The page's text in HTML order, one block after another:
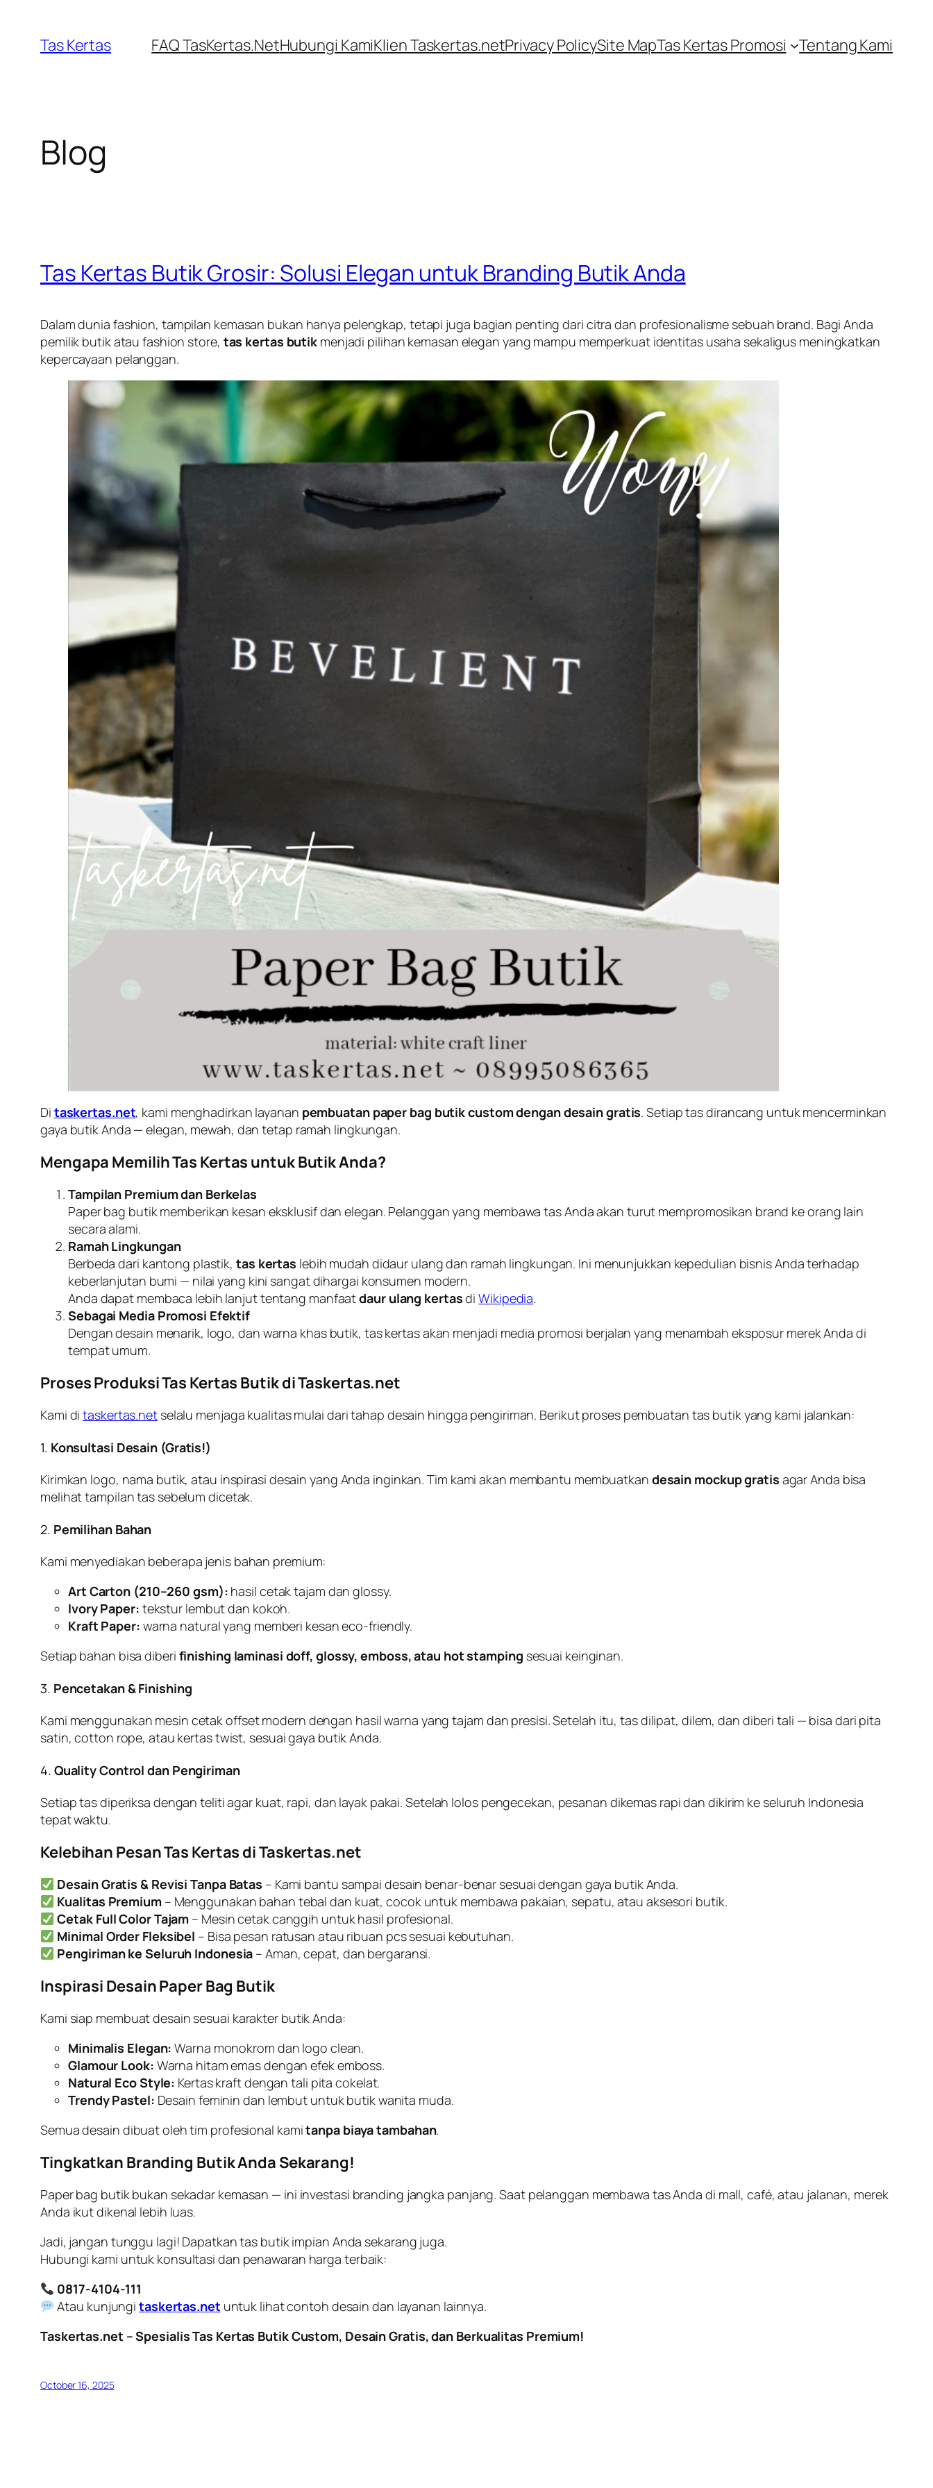
content
Tas Kertas FAQ TasKertas.NetHubungi KamiKlien Taskertas.netPrivacy PolicySite MapTas Kertas Promosi Tentang Kami
Blog
Tas Kertas Butik Grosir: Solusi Elegan untuk Branding Butik Anda
Dalam dunia fashion, tampilan kemasan bukan hanya pelengkap, tetapi juga bagian penting dari citra dan profesionalisme sebuah brand. Bagi Anda
pemilik butik atau fashion store, tas kertas butik menjadi pilihan kemasan elegan yang mampu memperkuat identitas usaha sekaligus meningkatkan
kepercayaan pelanggan.
Di taskertas.net, kami menghadirkan layanan pembuatan paper bag butik custom dengan desain gratis. Setiap tas dirancang untuk mencerminkan
gaya butik Anda — elegan, mewah, dan tetap ramah lingkungan.
Mengapa Memilih Tas Kertas untuk Butik Anda?
Tampilan Premium dan Berkelas
Paper bag butik memberikan kesan eksklusif dan elegan. Pelanggan yang membawa tas Anda akan turut mempromosikan brand ke orang lain
secara alami.
Ramah Lingkungan
Berbeda dari kantong plastik, tas kertas lebih mudah didaur ulang dan ramah lingkungan. Ini menunjukkan kepedulian bisnis Anda terhadap
keberlanjutan bumi — nilai yang kini sangat dihargai konsumen modern.
Anda dapat membaca lebih lanjut tentang manfaatdaur ulang kertasdiWikipedia.
Sebagai Media Promosi Efektif
Dengan desain menarik, logo, dan warna khas butik, tas kertas akan menjadi media promosi berjalan yang menambah eksposur merek Anda di
tempat umum.
Proses Produksi Tas Kertas Butik di Taskertas.net
Kami ditaskertas.netselalu menjaga kualitas mulai dari tahap desain hingga pengiriman. Berikut proses pembuatan tas butik yang kami jalankan:
1. Konsultasi Desain (Gratis!)
Kirimkan logo, nama butik, atau inspirasi desain yang Anda inginkan. Tim kami akan membantu membuatkan desain mockup gratis agar Anda bisa
melihat tampilan tas sebelum dicetak.
2. Pemilihan Bahan
Kami menyediakan beberapa jenis bahan premium:
Art Carton (210–260 gsm): hasil cetak tajam dan glossy.
Ivory Paper: tekstur lembut dan kokoh.
Kraft Paper: warna natural yang memberi kesan eco-friendly.
Setiap bahan bisa diberi finishing laminasi doff, glossy, emboss, atau hot stamping sesuai keinginan.
3. Pencetakan & Finishing
Kami menggunakan mesin cetak offset modern dengan hasil warna yang tajam dan presisi. Setelah itu, tas dilipat, dilem, dan diberi tali — bisa dari pita
satin, cotton rope, atau kertas twist, sesuai gaya butik Anda.
4. Quality Control dan Pengiriman
Setiap tas diperiksa dengan teliti agar kuat, rapi, dan layak pakai. Setelah lolos pengecekan, pesanan dikemas rapi dan dikirim ke seluruh Indonesia
tepat waktu.
Kelebihan Pesan Tas Kertas di Taskertas.net
Desain Gratis & Revisi Tanpa Batas – Kami bantu sampai desain benar-benar sesuai dengan gaya butik Anda.
Kualitas Premium– Menggunakan bahan tebal dan kuat, cocok untuk membawa pakaian, sepatu, atau aksesori butik.
Cetak Full Color Tajam – Mesin cetak canggih untuk hasil profesional.
Minimal Order Fleksibel – Bisa pesan ratusan atau ribuan pcs sesuai kebutuhan.
Pengiriman ke Seluruh Indonesia – Aman, cepat, dan bergaransi.
Inspirasi Desain Paper Bag Butik
Kami siap membuat desain sesuai karakter butik Anda:
Minimalis Elegan: Warna monokrom dan logo clean.
Glamour Look: Warna hitam emas dengan efek emboss.
Natural Eco Style: Kertas kraft dengan tali pita cokelat.
Trendy Pastel: Desain feminin dan lembut untuk butik wanita muda.
Semua desain dibuat oleh tim profesional kamitanpa biaya tambahan.
Tingkatkan Branding Butik Anda Sekarang!
Paper bag butik bukan sekadar kemasan — ini investasi branding jangka panjang. Saat pelanggan membawa tas Anda di mall, café, atau jalanan, merek
Anda ikut dikenal lebih luas.
Jadi, jangan tunggu lagi! Dapatkan tas butik impian Anda sekarang juga.
Hubungi kami untuk konsultasi dan penawaran harga terbaik:
0817-4104-111
Atau kunjungi taskertas.net untuk lihat contoh desain dan layanan lainnya.
Taskertas.net – Spesialis Tas Kertas Butik Custom, Desain Gratis, dan Berkualitas Premium!
October 16, 2025